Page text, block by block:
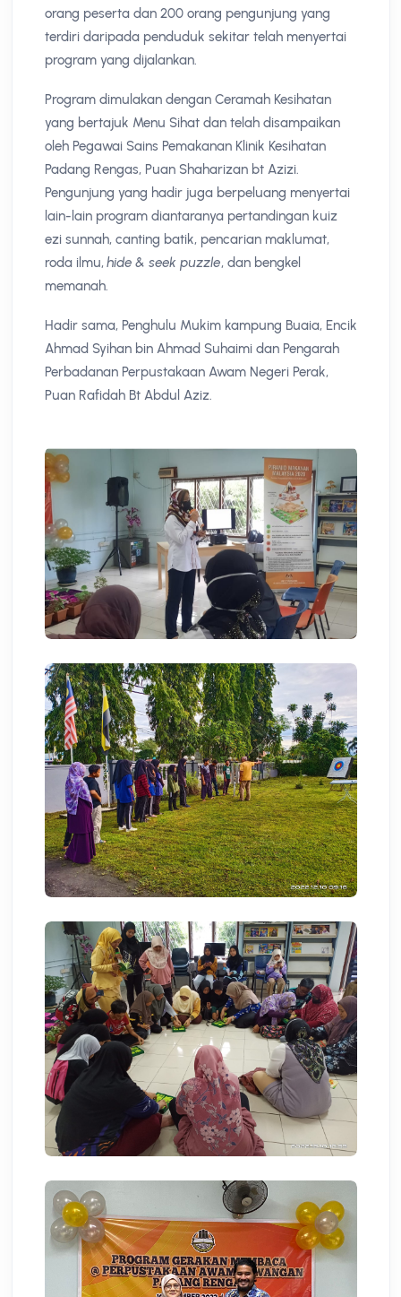
orang peserta dan 200 orang pengunjung yang
terdiri daripada penduduk sekitar telah menyertai
program yang dijalankan.
Program dimulakan dengan Ceramah Kesihatan
yang bertajuk Menu Sihat dan telah disampaikan
oleh Pegawai Sains Pemakanan Klinik Kesihatan
Padang Rengas, Puan Shaharizan bt Azizi.
Pengunjung yang hadir juga berpeluang menyertai
lain-lain program diantaranya pertandingan kuiz
ezi sunnah, canting batik, pencarian maklumat,
roda ilmu,hide & seek puzzle, dan bengkel
memanah.
Hadir sama, Penghulu Mukim kampung Buaia, Encik
Ahmad Syihan bin Ahmad Suhaimi dan Pengarah
Perbadanan Perpustakaan Awam Negeri Perak,
Puan Rafidah Bt Abdul Aziz.